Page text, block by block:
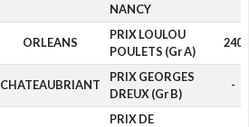
NANCY
ORLEANS
PRIX LOULOU
POULETS (Gr A)
240
CHATEAUBRIANT
PRIX GEORGES
DREUX (Gr B)
-
PRIX DE